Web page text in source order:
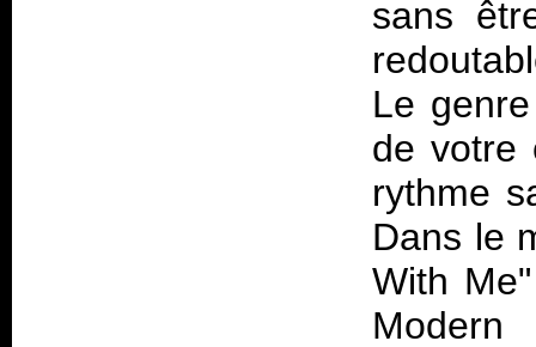
sans
Le
de votre
rythme
Dans le
With